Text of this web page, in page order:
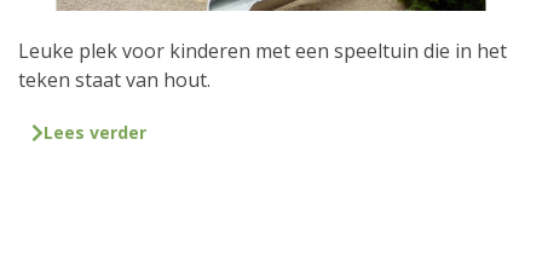
Leuke plek voor kinderen met een speeltuin die in het
teken staat van hout.
Lees verder